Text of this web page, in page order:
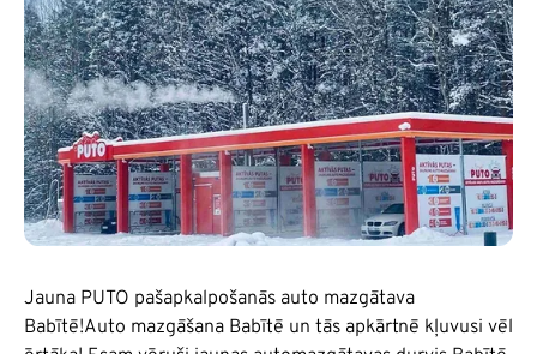
Jauna PUTO pašapkalpošanās auto mazgātava
Babītē!Auto mazgāšana Babītē un tās apkārtnē kļuvusi vēl